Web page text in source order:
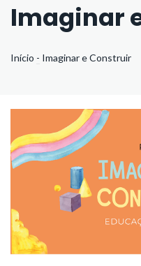
Imaginar
Início - Imaginar e Construir